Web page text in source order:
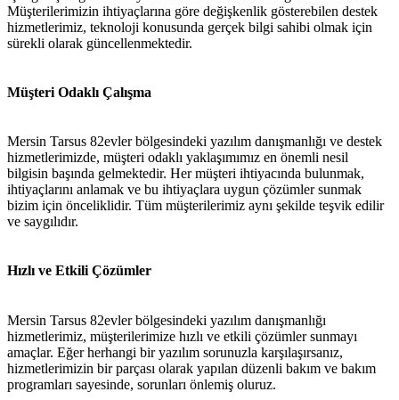
Müşterilerimizin ihtiyaçlarına göre değişkenlik gösterebilen destek
hizmetlerimiz, teknoloji konusunda gerçek bilgi sahibi olmak için
sürekli olarak güncellenmektedir.
Müşteri Odaklı Çalışma
Mersin Tarsus 82evler bölgesindeki yazılım danışmanlığı ve destek
hizmetlerimizde, müşteri odaklı yaklaşımımız en önemli nesil
bilgisin başında gelmektedir. Her müşteri ihtiyacında bulunmak,
ihtiyaçlarını anlamak ve bu ihtiyaçlara uygun çözümler sunmak
bizim için önceliklidir. Tüm müşterilerimiz aynı şekilde teşvik edilir
ve saygılıdır.
Hızlı ve Etkili Çözümler
Mersin Tarsus 82evler bölgesindeki yazılım danışmanlığı
hizmetlerimiz, müşterilerimize hızlı ve etkili çözümler sunmayı
amaçlar. Eğer herhangi bir yazılım sorunuzla karşılaşırsanız,
hizmetlerimizin bir parçası olarak yapılan düzenli bakım ve bakım
programları sayesinde, sorunları önlemiş oluruz.